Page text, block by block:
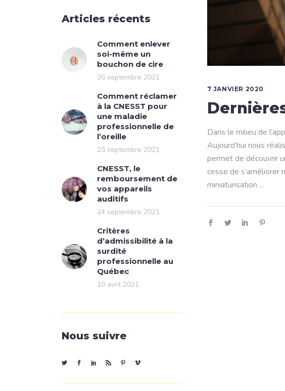
7 JANVIER 2020
Dans le milieu de
Aujourd’hui nous
permet de découvrir
cesse de
miniaturisation
Articles récents
Comment enlever
soi-même un
bouchon de cire
26 septembre 2021
Comment réclamer
à la CNESST pour
une maladie
professionnelle de
l’oreille
25 septembre 2021
CNESST, le
remboursement de
vos appareils
auditifs
24 septembre 2021
Critères
d’admissibilité à la
surdité
professionnelle au
Québec
10 avril 2021
Nous suivre